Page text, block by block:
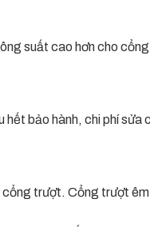
suất cao hơn cho
bảo hành, chi phí
trượt. Cổng trượt êm